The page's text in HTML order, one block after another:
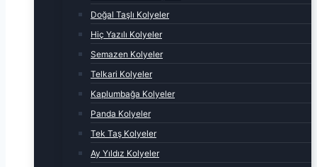
Doğal Taşlı Kolyeler
Hiç Yazılı Kolyeler
Semazen Kolyeler
Telkari Kolyeler
Kaplumbağa Kolyeler
Panda Kolyeler
Tek Taş Kolyeler
Ay Yıldız Kolyeler